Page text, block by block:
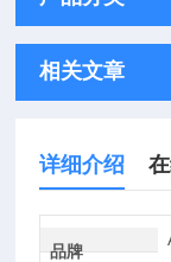
相关文章
详细介绍
品牌